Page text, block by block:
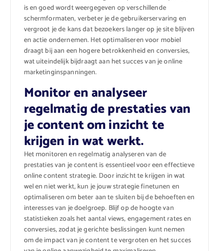
is en goed wordt weergegeven op verschillende
schermformaten, verbeter je de gebruikerservaring en
vergroot je de kans dat bezoekers langer op je site blijven
en actie ondernemen. Het optimaliseren voor mobiel
draagt bij aan een hogere betrokkenheid en conversies,
wat uiteindelijk bijdraagt aan het succes van je online
marketinginspanningen.
Monitor en analyseer
regelmatig de prestaties van
je content om inzicht te
krijgen in wat werkt.
Het monitoren en regelmatig analyseren van de
prestaties van je content is essentieel voor een effectieve
online content strategie. Door inzicht te krijgen in wat
wel en niet werkt, kun je jouw strategie finetunen en
optimaliseren om beter aan te sluiten bij de behoeften en
interesses van je doelgroep. Blijf op de hoogte van
statistieken zoals het aantal views, engagement rates en
conversies, zodat je gerichte beslissingen kunt nemen
om de impact van je content te vergroten en het succes